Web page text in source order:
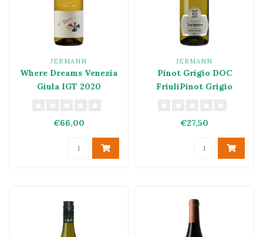
JERMANN
Where Dreams Venezia
Giula IGT 2020
€66,00
JERMANN
Pinot Grigio DOC
FriuliPinot Grigio
€27,50